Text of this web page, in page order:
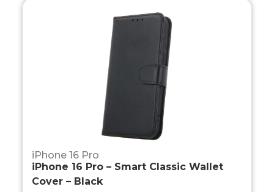
iPhone 16 Pro
iPhone 16 Pro – Smart Classic Wallet
Cover – Black